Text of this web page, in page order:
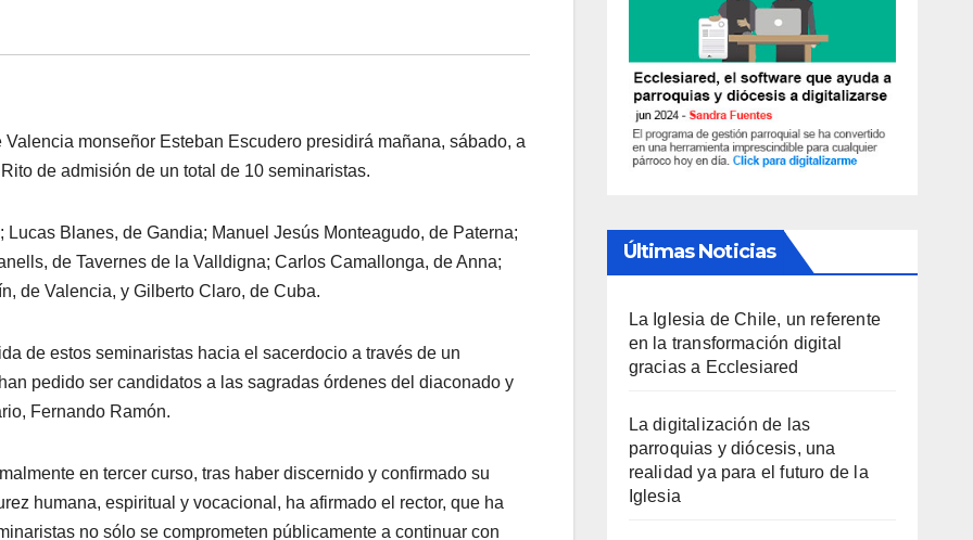
monseñor Esteban Escudero presidirá mañana, sábado, a
de admisión de un total de 10 seminaristas.
Blanes, de Gandia; Manuel Jesús Monteagudo, de Paterna;
de Tavernes de la Valldigna; Carlos Camallonga, de Anna;
de Valencia, y Gilberto Claro, de Cuba.
de estos seminaristas hacia el sacerdocio a través de un
pedido ser candidatos a las sagradas órdenes del diaconado y
Fernando Ramón.
en tercer curso, tras haber discernido y confirmado su
humana, espiritual y vocacional, ha afirmado el rector, que ha
no sólo se comprometen públicamente a continuar con
Últimas Noticias
La Iglesia de Chile, un referente
en la transformación digital
gracias a Ecclesiared
La digitalización de las
parroquias y diócesis, una
realidad ya para el futuro de la
Iglesia